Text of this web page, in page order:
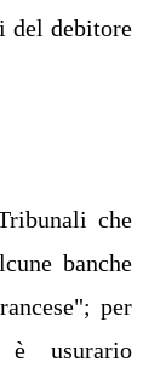
del debitore
che
banche
per
usurario